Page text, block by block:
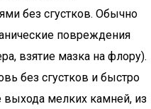
без сгустков. Обычно
повреждения
взятие мазка на флору).
без сгустков и быстро
выхода мелких камней, из